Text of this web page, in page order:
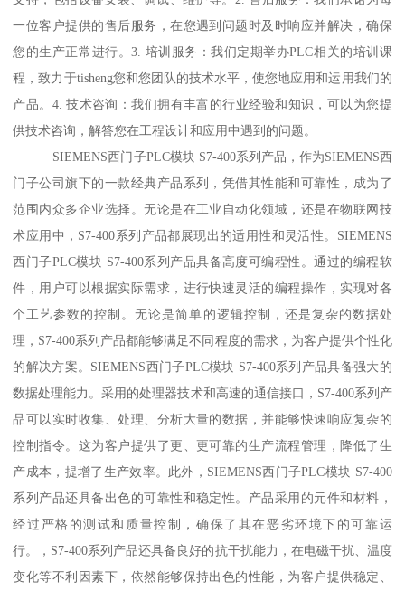
一位客户提供的售后服务，在您遇到问题时及时响应并解决，确保
您的生产正常进行。3. 培训服务：我们定期举办PLC相关的培训课
程，致力于tisheng您和您团队的技术水平，使您地应用和运用我们的
产品。4. 技术咨询：我们拥有丰富的行业经验和知识，可以为您提
供技术咨询，解答您在工程设计和应用中遇到的问题。
SIEMENS西门子PLC模块 S7-400系列产品，作为SIEMENS西
门子公司旗下的一款经典产品系列，凭借其性能和可靠性，成为了
范围内众多企业选择。无论是在工业自动化领域，还是在物联网技
术应用中，S7-400系列产品都展现出的适用性和灵活性。SIEMENS
西门子PLC模块 S7-400系列产品具备高度可编程性。通过的编程软
件，用户可以根据实际需求，进行快速灵活的编程操作，实现对各
个工艺参数的控制。无论是简单的逻辑控制，还是复杂的数据处
理，S7-400系列产品都能够满足不同程度的需求，为客户提供个性化
的解决方案。SIEMENS西门子PLC模块 S7-400系列产品具备强大的
数据处理能力。采用的处理器技术和高速的通信接口，S7-400系列产
品可以实时收集、处理、分析大量的数据，并能够快速响应复杂的
控制指令。这为客户提供了更、更可靠的生产流程管理，降低了生
产成本，提增了生产效率。此外，SIEMENS西门子PLC模块 S7-400
系列产品还具备出色的可靠性和稳定性。产品采用的元件和材料，
经过严格的测试和质量控制，确保了其在恶劣环境下的可靠运
行。，S7-400系列产品还具备良好的抗干扰能力，在电磁干扰、温度
变化等不利因素下，依然能够保持出色的性能，为客户提供稳定、